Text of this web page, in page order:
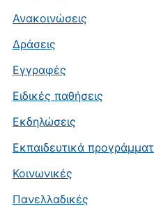
Ανακοινώσεις
Δράσεις
Εγγραφές
Ειδικές παθήσεις
Εκδηλώσεις
Εκπαιδευτικά
Κοινωνικές
Πανελλαδικές